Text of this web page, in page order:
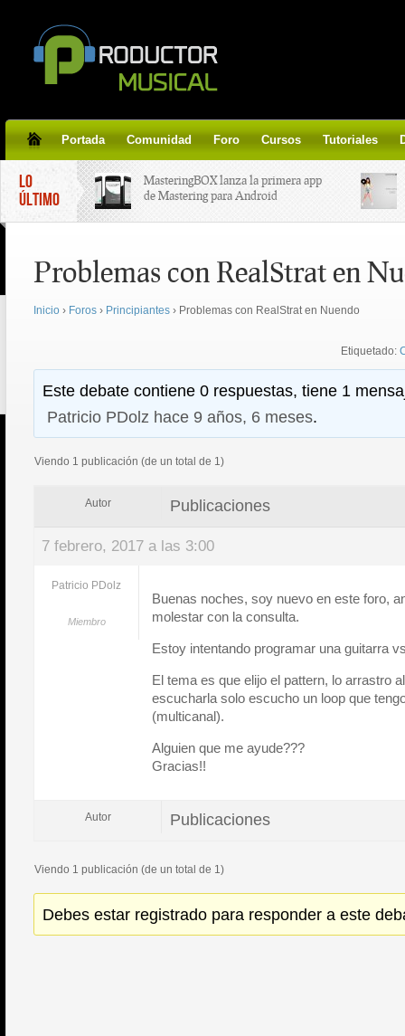
Portada Comunidad Foro Cursos Tutoriales
LO
ÚLTIMO
MasteringBOX lanza la primera app
de Mastering para Android
line gratis!
Korg lanza SDD-3000, el nuevo
Tutorial de CLA Effects, aprende a
aplicar efectos a tus voces.
Problemas con RealStrat en
Inicio › Foros › Principiantes › Problemas con RealStrat en Nuendo
Etiquetado:
Este debate contiene 0 respuestas, tiene 1
Patricio PDolz hace 9 años, 6 meses.
Viendo 1 publicación (de un total de 1)
Autor Publicaciones
7 febrero, 2017 a las 3:00
Patricio PDolz
Miembro
Buenas noches, soy nuevo en este foro,
molestar con la consulta.
Estoy intentando programar una guitarra
El tema es que elijo el pattern, lo arrastro
escucharla solo escucho un loop que
(multicanal).
Alguien que me ayude???
Gracias!!
Autor Publicaciones
Viendo 1 publicación (de un total de 1)
Debes estar registrado para responder a este